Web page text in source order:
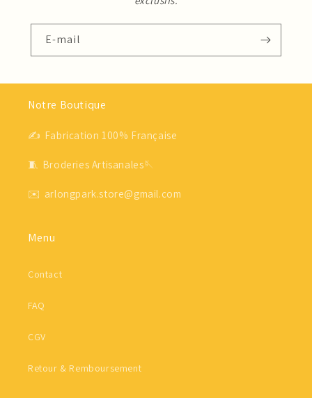
E-mail
Notre Boutique
✍ Fabrication 100% Française
🧵 Broderies Artisanales🪡
✉️ arlongpark.store@gmail.com
Menu
Contact
FAQ
CGV
Retour & Remboursement